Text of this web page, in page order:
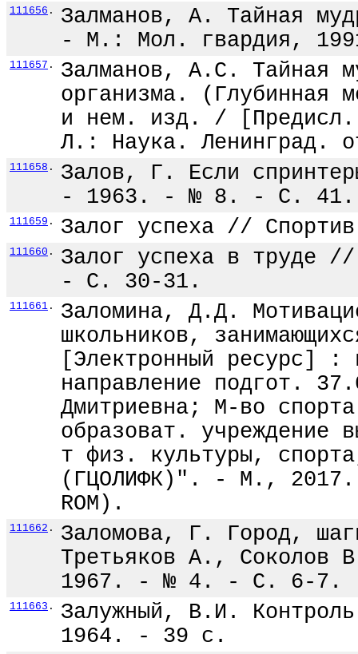
111656 .
Залманов, А. Тайная
- М.: Мол. гвардия,
111657 .
Залманов, А.С. Тайная
организма.
и нем. изд. /
Л.: Наука. Ленинград.
111658 .
Залов, Г. Если
- 1963. - № 8. - С. 41.
111659 . Залог успеха //
111660 .
Залог успеха в
- С. 30-31.
111661 .
Заломина, Д.Д.
школьников,
[Электронный ресурс]
направление подгот.
Дмитриевна; М-во
образоват.
т физ. культуры,
(ГЦОЛИФК)". - М., 2017.
ROM).
111662 .
Заломова, Г. Город,
Третьяков А.,
1967. - № 4. - С. 6-7.
111663 .
Залужный, В.И.
1964. - 39 с.